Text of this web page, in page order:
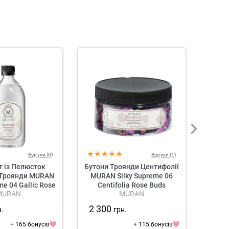
Відгуки (0)
із Пелюсток
MURAN
04 Gallic Rose
+ 165 бонусів
Відгуки (1)
Бутони Троянди Центифолії
MURAN Silky Supreme 06
Centifolia Rose Buds
MURAN
2 300 грн.
+ 115 бонусів